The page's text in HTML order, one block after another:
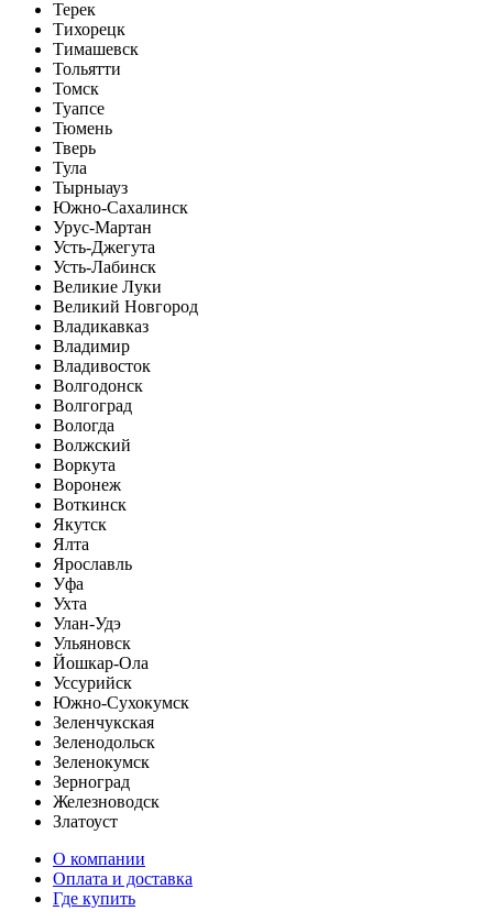
Терек
Тихорецк
Тимашевск
Тольятти
Томск
Туапсе
Тюмень
Тверь
Тула
Тырныауз
Южно-Сахалинск
Урус-Мартан
Усть-Джегута
Усть-Лабинск
Великие Луки
Великий Новгород
Владикавказ
Владимир
Владивосток
Волгодонск
Волгоград
Вологда
Волжский
Воркута
Воронеж
Воткинск
Якутск
Ялта
Ярославль
Уфа
Ухта
Улан-Удэ
Ульяновск
Йошкар-Ола
Уссурийск
Южно-Сухокумск
Зеленчукская
Зеленодольск
Зеленокумск
Зерноград
Железноводск
Златоуст
О компании
Оплата и доставка
Где купить